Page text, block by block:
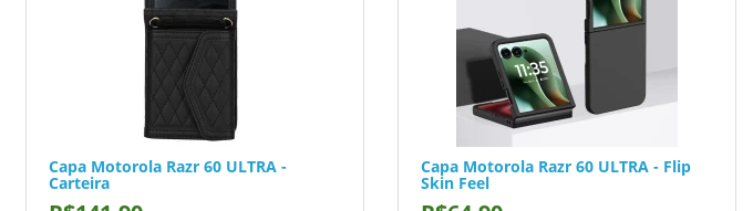
Capa Motorola Razr 60 ULTRA -
Carteira
Capa Motorola Razr 60 ULTRA - Flip
Skin Feel